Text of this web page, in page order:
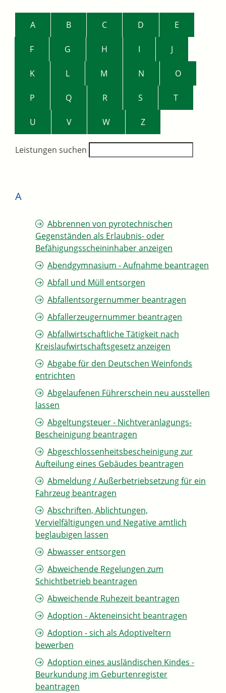
A B C D E
F G H I J
K L M N O
P Q R S T
U V W Z
Leistungen suchen
A
Abbrennen von pyrotechnischen
Gegenständen als Erlaubnis- oder
Befähigungsscheininhaber anzeigen
Abendgymnasium - Aufnahme beantragen
Abfall und Müll entsorgen
Abfallentsorgernummer beantragen
Abfallerzeugernummer beantragen
Abfallwirtschaftliche Tätigkeit nach
Kreislaufwirtschaftsgesetz anzeigen
Abgabe für den Deutschen Weinfonds
entrichten
Abgelaufenen Führerschein neu ausstellen
lassen
Abgeltungsteuer - Nichtveranlagungs-
Bescheinigung beantragen
Abgeschlossenheitsbescheinigung zur
Aufteilung eines Gebäudes beantragen
Abmeldung / Außerbetriebsetzung für ein
Fahrzeug beantragen
Abschriften, Ablichtungen,
Vervielfältigungen und Negative amtlich
beglaubigen lassen
Abwasser entsorgen
Abweichende Regelungen zum
Schichtbetrieb beantragen
Abweichende Ruhezeit beantragen
Adoption - Akteneinsicht beantragen
Adoption - sich als Adoptiveltern
bewerben
Adoption eines ausländischen Kindes -
Beurkundung im Geburtenregister
beantragen